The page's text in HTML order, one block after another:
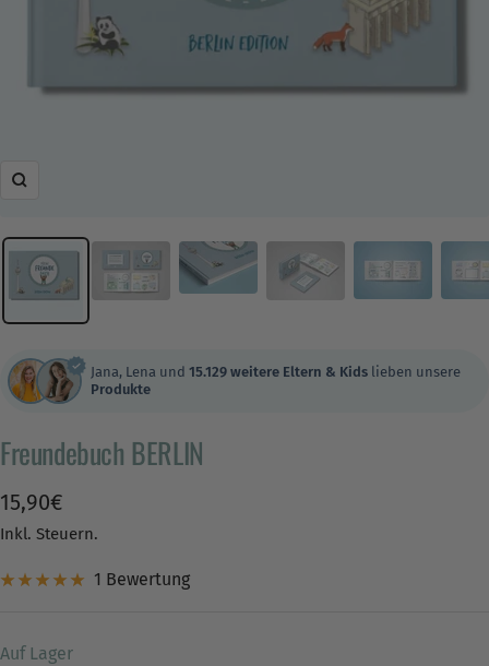
Zoom
Jana, Lena und 15.129 weitere Eltern & Kids lieben unsere
Produkte
Freundebuch BERLIN
Angebotspreis
15,90€
Inkl. Steuern.
1 Bewertung
Auf Lager